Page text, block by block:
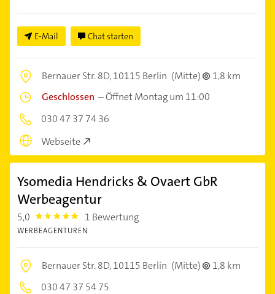
E-Mail Chat starten
Bernauer Str. 8D,10115 Berlin (Mitte)
1,8 km
Geschlossen –Öffnet Montag um 11:00
030 47 37 74 36
Webseite
Ysomedia Hendricks & Ovaert GbR
Werbeagentur
5,0 5.0 1 Bewertung
WERBEAGENTUREN
Bernauer Str. 8D,10115 Berlin (Mitte)
1,8 km
030 47 37 54 75